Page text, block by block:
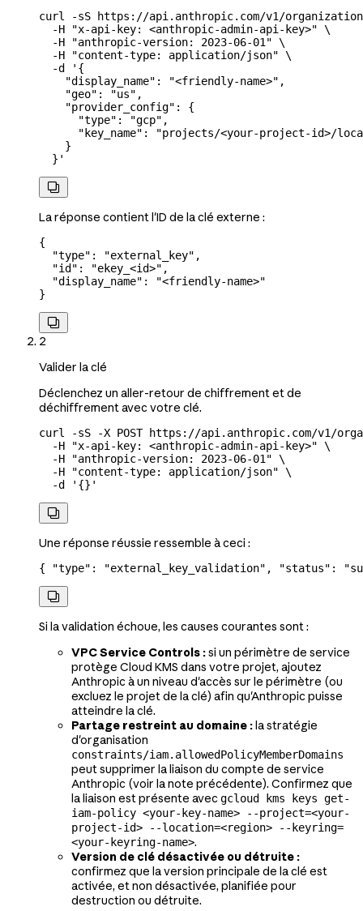
curl -sS https://api.anthropic.com/v1/
  -H
"x-api-key: <anthropic-admin-api-key>" \
  -H
"anthropic-version: 2023-06-01" \
  -H
"content-type: application/json" \
  -d
'{
    "display_name": "<friendly-name>",
    "geo": "us",
    "provider_config": {
      "type": "gcp",
"key_name": "projects/<your-project-id>/
    }
  }'

La réponse contient l'ID de la clé externe :
{
  "type"
: "external_key" ,
  "id"
: "ekey_<id>" ,
  "display_name"
:
"<friendly-name>"
}

2
Valider la clé
Déclenchez un aller-retour de chiffrement et de
déchiffrement avec votre clé.
curl -sS -X POST https://api.anthropic.com/v1/
  -H
"x-api-key: <anthropic-admin-api-key>" \
  -H
"anthropic-version: 2023-06-01" \
  -H
"content-type: application/json" \
  -d
'{}'

Une réponse réussie ressemble à ceci :
{ "type" : "external_key_validation" , "status" :

Si la validation échoue, les causes courantes sont :
VPC Service Controls :si un périmètre de service
protège Cloud KMS dans votre projet, ajoutez
Anthropic à un niveau d'accès sur le périmètre (ou
excluez le projet de la clé) afin qu'Anthropic puisse
atteindre la clé.
Partage restreint au domaine :la stratégie
d'organisation
constraints/iam.allowedPolicyMemberDomains
peut supprimer la liaison du compte de service
Anthropic (voir la note précédente). Confirmez que
la liaison est présente avec gcloud kms keys get-
iam-policy <your-key-name> --project=<your-
project-id> --location=<region> --keyring=
<your-keyring-name>.
Version de clé désactivée ou détruite :
confirmez que la version principale de la clé est
activée, et non désactivée, planifiée pour
destruction ou détruite.